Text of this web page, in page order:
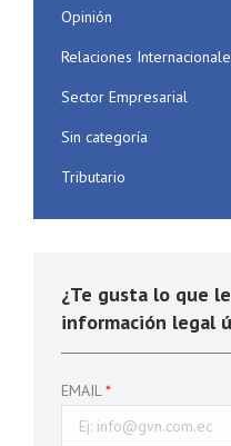
Opinión
Relaciones
Sector Empresarial
Sin categoría
Tributario
¿Te gusta lo que
información legal
EMAIL